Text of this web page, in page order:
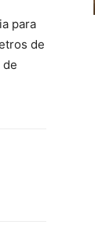
abajo
para
de